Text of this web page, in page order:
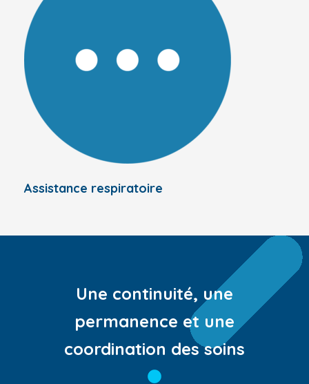
Assistance respiratoire
Une continuité, une
permanence et une
coordination des soins